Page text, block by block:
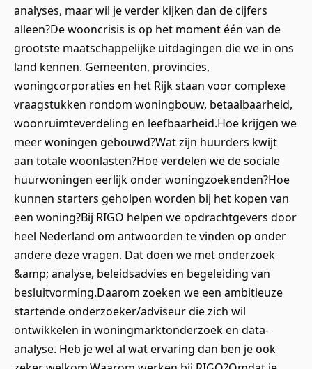
analyses, maar wil je verder kijken dan de cijfers
alleen?De wooncrisis is op het moment één van de
grootste maatschappelijke uitdagingen die we in ons
land kennen. Gemeenten, provincies,
woningcorporaties en het Rijk staan voor complexe
vraagstukken rondom woningbouw, betaalbaarheid,
woonruimteverdeling en leefbaarheid.Hoe krijgen we
meer woningen gebouwd?Wat zijn huurders kwijt
aan totale woonlasten?Hoe verdelen we de sociale
huurwoningen eerlijk onder woningzoekenden?Hoe
kunnen starters geholpen worden bij het kopen van
een woning?Bij RIGO helpen we opdrachtgevers door
heel Nederland om antwoorden te vinden op onder
andere deze vragen. Dat doen we met onderzoek
&amp; analyse, beleidsadvies en begeleiding van
besluitvorming.Daarom zoeken we een ambitieuze
startende onderzoeker/adviseur die zich wil
ontwikkelen in woningmarktonderzoek en data-
analyse. Heb je wel al wat ervaring dan ben je ook